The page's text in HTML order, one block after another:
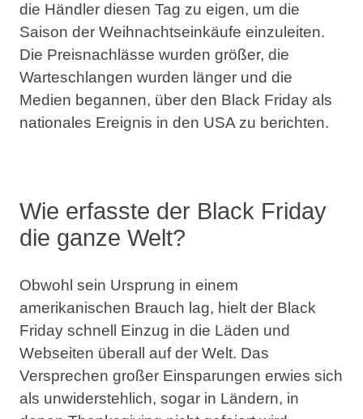
die Händler diesen Tag zu eigen, um die
Saison der Weihnachtseinkäufe einzuleiten.
Die Preisnachlässe wurden größer, die
Warteschlangen wurden länger und die
Medien begannen, über den Black Friday als
nationales Ereignis in den USA zu berichten.
Wie erfasste der Black Friday
die ganze Welt?
Obwohl sein Ursprung in einem
amerikanischen Brauch lag, hielt der Black
Friday schnell Einzug in die Läden und
Webseiten überall auf der Welt. Das
Versprechen großer Einsparungen erwies sich
als unwiderstehlich, sogar in Ländern, in